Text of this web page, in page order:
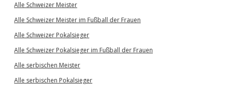
Alle Schweizer Meister
Alle Schweizer Meister im Fußball der Frauen
Alle Schweizer Pokalsieger
Alle Schweizer Pokalsieger im Fußball der Frauen
Alle serbischen Meister
Alle serbischen Pokalsieger